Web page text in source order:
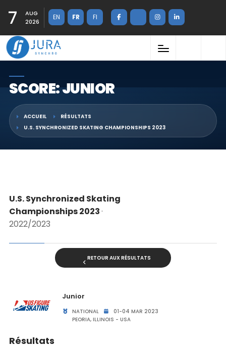
7
AUG
2026
EN FR FI
SCORE: JUNIOR
ACCUEIL
RÉSULTATS
U.S. SYNCHRONIZED SKATING CHAMPIONSHIPS 2023
U.S. Synchronized Skating
Championships 2023·
2022/2023
RETOUR AUX RÉSULTATS
Junior
NATIONAL
01-04 MAR 2023
PEORIA, ILLINOIS - USA
Résultats